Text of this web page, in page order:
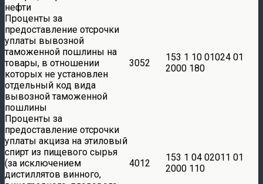
нефти
Проценты за
предоставление отсрочки
уплаты вывозной
таможенной пошлины на
товары, в отношении
которых не установлен
отдельный код вида
вывозной таможенной
пошлины
3052
153 1 10 01024 01
2000 180
Проценты за
предоставление отсрочки
уплаты акциза на этиловый
спирт из пищевого сырья
(за исключением
дистиллятов винного,
4012
153 1 04 02011 01
2000 110